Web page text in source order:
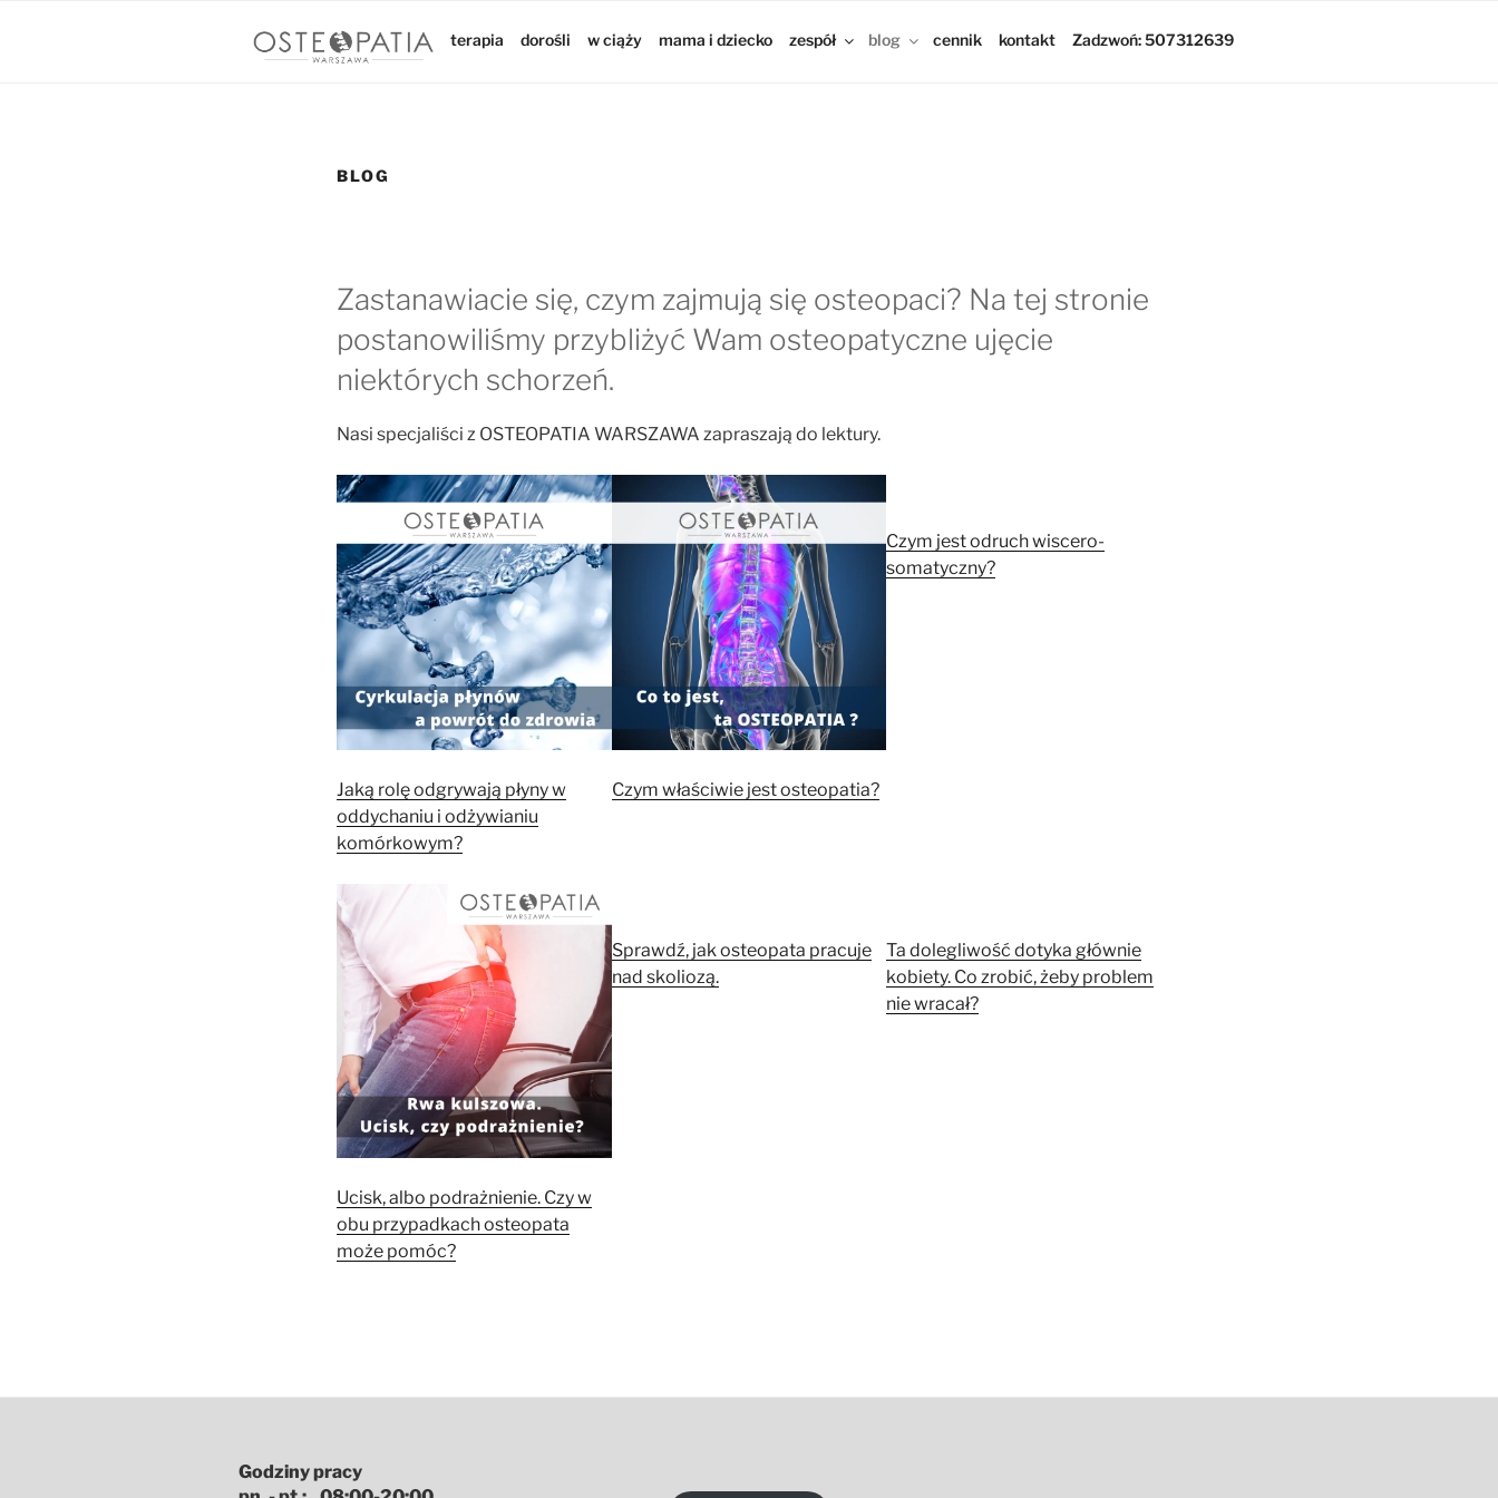
terapia dorośli w ciąży mama i dziecko zespół blog cennik kontakt Zadzwoń: 507312639
BLOG
Zastanawiacie się, czym zajmują się osteopaci? Na tej stronie
postanowiliśmy przybliżyć Wam osteopatyczne ujęcie
niektórych schorzeń.
Nasi specjaliści z OSTEOPATIA WARSZAWA zapraszają do lektury.
Jaką rolę odgrywają płyny w
oddychaniu i odżywianiu
komórkowym?
Czym właściwie jest osteopatia?
Czym jest odruch wiscero-
somatyczny?
Ucisk, albo podrażnienie. Czy w
obu przypadkach osteopata
może pomóc?
Sprawdź, jak osteopata pracuje
nad skoliozą.
Ta dolegliwość dotyka głównie
kobiety. Co zrobić, żeby problem
nie wracał?
Godziny pracy